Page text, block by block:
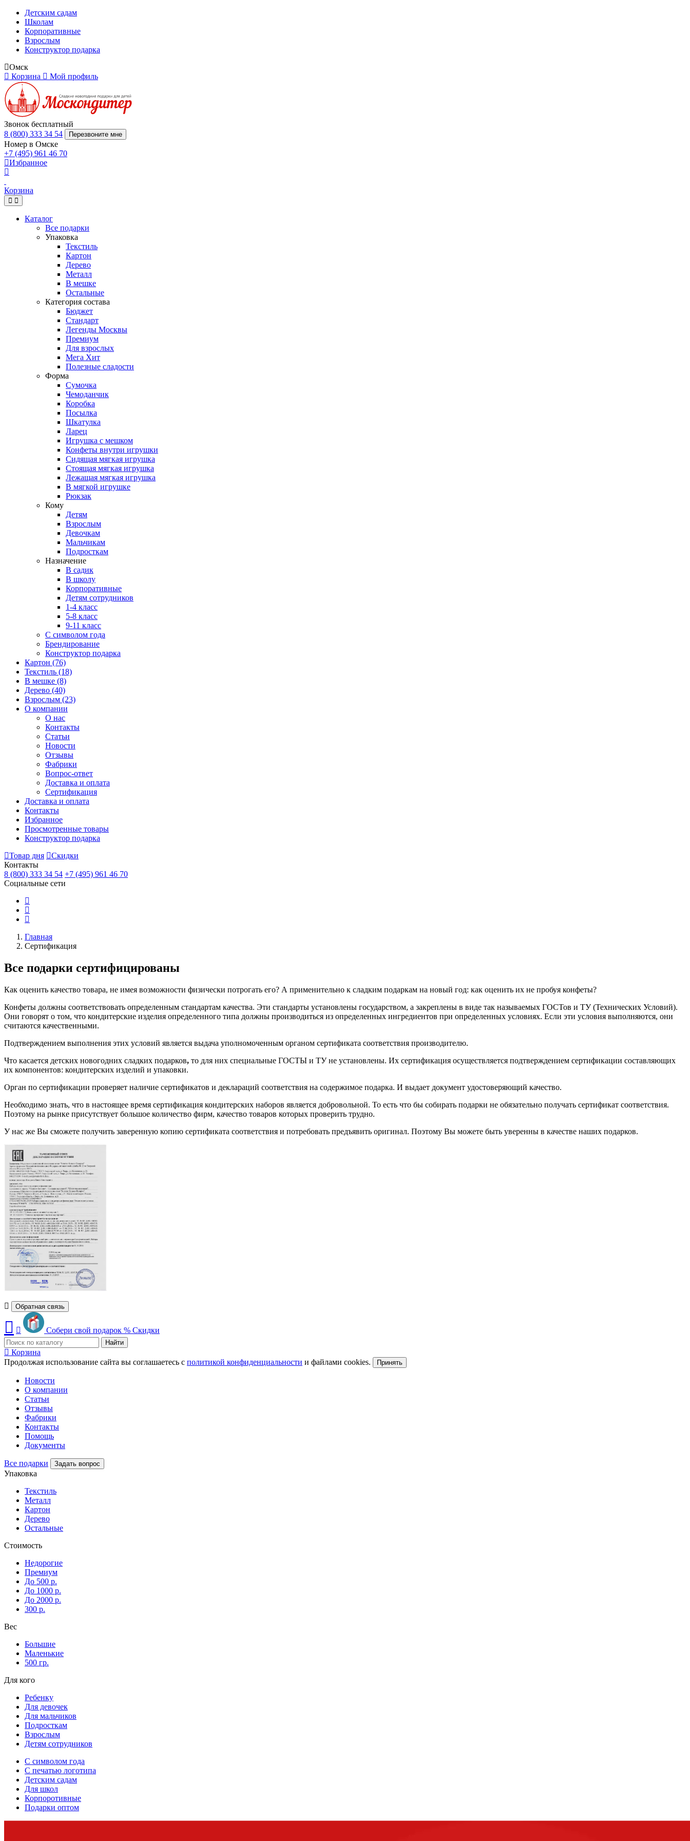
Детским садам
Школам
Корпоративные
Взрослым
Конструктор подарка
Омск
Корзина
Мой профиль
Звонок бесплатный
8 (800) 333 34 54
Перезвоните мне
Номер в Омске
+7 (495) 961 46 70
Избранное
Корзина
Каталог
Все подарки
Упаковка
Текстиль
Картон
Дерево
Металл
В мешке
Остальные
Категория состава
Бюджет
Стандарт
Легенды Москвы
Премиум
Для взрослых
Мега Хит
Полезные сладости
Форма
Сумочка
Чемоданчик
Коробка
Посылка
Шкатулка
Ларец
Игрушка с мешком
Конфеты внутри игрушки
Сидящая мягкая игрушка
Стоящая мягкая игрушка
Лежащая мягкая игрушка
В мягкой игрушке
Рюкзак
Кому
Детям
Взрослым
Девочкам
Мальчикам
Подросткам
Назначение
В садик
В школу
Корпоративные
Детям сотрудников
1-4 класс
5-8 класс
9-11 класс
С символом года
Брендирование
Конструктор подарка
Картон (76)
Текстиль (18)
В мешке (8)
Дерево (40)
Взрослым (23)
О компании
О нас
Контакты
Статьи
Новости
Отзывы
Фабрики
Вопрос-ответ
Доставка и оплата
Сертификация
Доставка и оплата
Контакты
Избранное
Просмотренные товары
Конструктор подарка
Товар дня
Скидки
Контакты
8 (800) 333 34 54 +7 (495) 961 46 70
Социальные сети
Главная
Сертификация
Все подарки сертифицированы
Как оценить качество товара, не имея возможности физически потрогать его? А применительно к сладким подаркам на новый год: как оценить их не пробуя конфеты?
Конфеты должны соответствовать определенным стандартам качества. Эти стандарты установлены государством, а закреплены в виде так называемых ГОСТов и ТУ (Технических Условий).
Они говорят о том, что кондитерские изделия определенного типа должны производиться из определенных ингредиентов при определенных условиях. Если эти условия выполняются, они
считаются качественными.
Подтверждением выполнения этих условий является выдача уполномоченным органом сертификата соответствия производителю.
Что касается детских новогодних сладких подарков, то для них специальные ГОСТЫ и ТУ не установлены. Их сертификация осуществляется подтверждением сертификации составляющих
их компонентов: кондитерских изделий и упаковки.
Орган по сертификации проверяет наличие сертификатов и деклараций соответствия на содержимое подарка. И выдает документ удостоверяющий качество.
Необходимо знать, что в настоящее время сертификация кондитерских наборов является добровольной. То есть что бы собирать подарки не обязательно получать сертификат соответствия.
Поэтому на рынке присутствует большое количество фирм, качество товаров которых проверить трудно.
У нас же Вы сможете получить заверенную копию сертификата соответствия и потребовать предъявить оригинал. Поэтому Вы можете быть уверенны в качестве наших подарков.
Обратная связь
Собери свой подарок % Скидки
Найти
Корзина
Продолжая использование сайта вы соглашаетесь с политикой конфиденциальности и файлами cookies. Принять
Новости
О компании
Статьи
Отзывы
Фабрики
Контакты
Помощь
Документы
Все подарки Задать вопрос
Упаковка
Текстиль
Металл
Картон
Дерево
Остальные
Стоимость
Недорогие
Премиум
До 500 р.
До 1000 р.
До 2000 р.
300 р.
Вес
Большие
Маленькие
500 гр.
Для кого
Ребенку
Для девочек
Для мальчиков
Подросткам
Взрослым
Детям сотрудников
С символом года
С печатью логотипа
Детским садам
Для школ
Корпоротивные
Подарки оптом